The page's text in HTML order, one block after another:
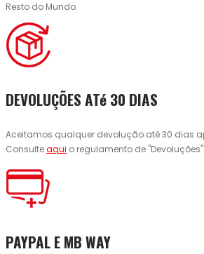
Resto do Mundo.
DEVOLUÇÕES ATé 30 DIAS
Aceitamos qualquer devolução até 30 dias
Consulteaqui o regulamento de "Devoluções".
PAYPAL E MB WAY